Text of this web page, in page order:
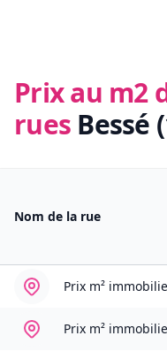
Prix au m2
rues Bessé
Nom de la rue
Prix m²
Prix m²